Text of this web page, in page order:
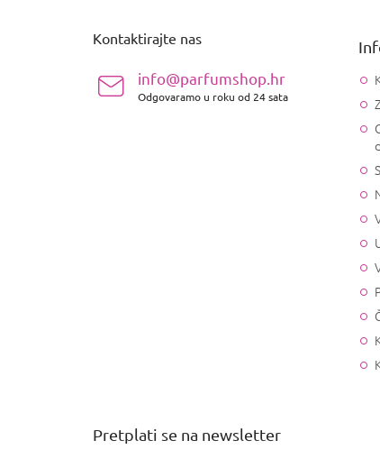
Kontaktirajte nas
info@parfumshop.hr
Odgovaramo u roku od 24 sata
Pretplati se na newsletter